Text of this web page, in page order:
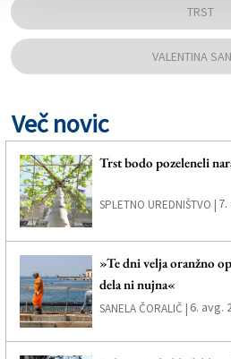
TRST
VALENTINA
Več novic
Trst bodo pozeleneli
SPLETNO UREDNIŠTVO |
»Te dni velja oranžno
dela ni nujna«
SANELA ČORALIČ | 6. avg.